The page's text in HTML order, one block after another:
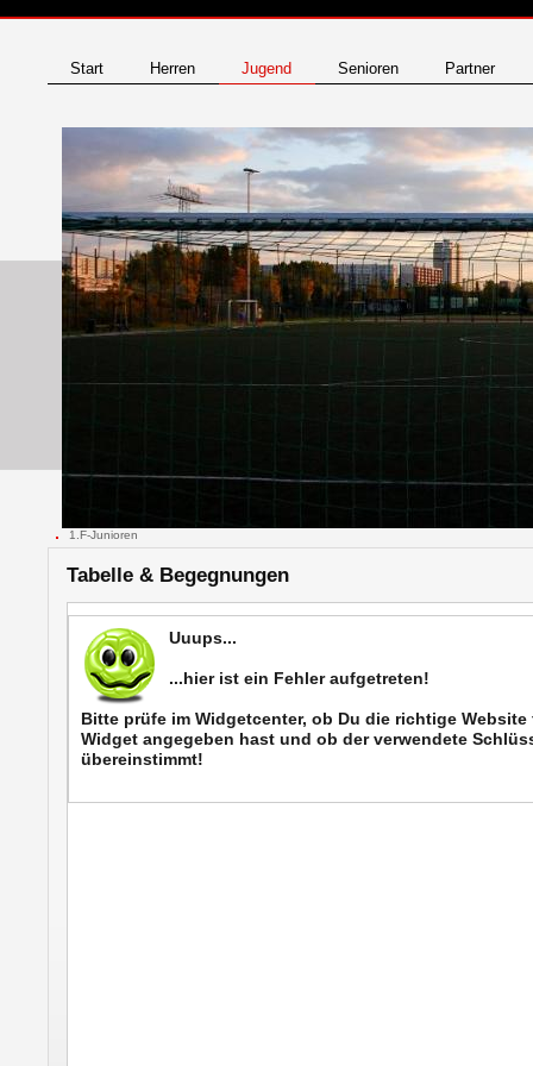
1.F-Junioren
Tabelle & Begegnungen
Start Herren Jugend Senioren Partner